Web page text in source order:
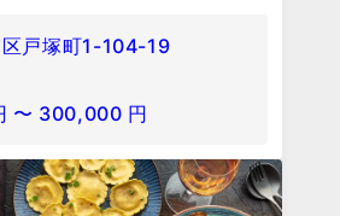
戸塚町1-104-19
〜 300,000 円